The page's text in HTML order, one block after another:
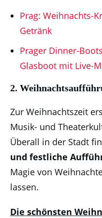
Prag: Weihnachts-
Getränk
Prager Dinner-
Glasboot mit Live-
2.
Zur Weihnachtszeit
Musik- und
Überall in der Stadt
und festliche
Magie von
lassen.
Die schönsten